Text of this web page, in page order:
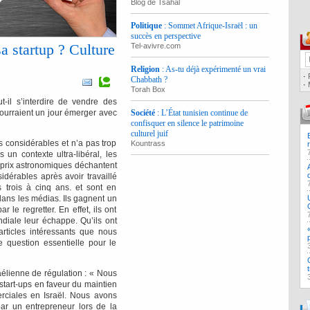
startup ? Culture
il s’interdire de vendre des
un jour émerger avec
considérables et n’a pas trop
un contexte ultra-libéral, les
astronomiques déchantent
après avoir travaillé
trois à cinq ans. et sont en
les médias. Ils gagnent un
le regretter. En effet, ils ont
leur échappe. Qu’ils ont
intéressants que nous
question essentielle pour le
de régulation : « Nous
ups en faveur du maintien
en Israël. Nous avons
un entrepreneur lors de la
Blog de Tsahal
Politique: Sommet Afrique-Israël : un
succès en perspective
Tel-avivre.com
Religion: As-tu déjà expérimenté un vrai
Chabbath ?
Torah Box
Société: L’État tunisien continue de
confisquer en silence le patrimoine
culturel juif
Kountrass
·
·